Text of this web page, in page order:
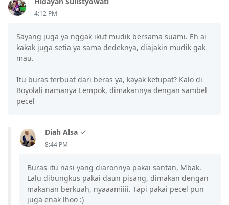
4:12 PM
Sayang juga ya nggak ikut mudik bersama suami. Eh ai
kakak juga setia ya sama dedeknya, diajakin mudik gak
mau.
Itu buras terbuat dari beras ya, kayak ketupat? Kalo di
Boyolali namanya Lempok, dimakannya dengan sambel
pecel
Diah Alsa
8:44 PM
Buras itu nasi yang diaronnya pakai santan, Mbak.
Lalu dibungkus pakai daun pisang, dimakan dengan
makanan berkuah, nyaaamiiii. Tapi pakai pecel pun
juga enak lhoo :)